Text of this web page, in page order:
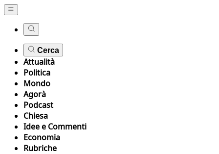
Cerca
Attualità
Politica
Mondo
Agorà
Podcast
Chiesa
Idee e Commenti
Economia
Rubriche